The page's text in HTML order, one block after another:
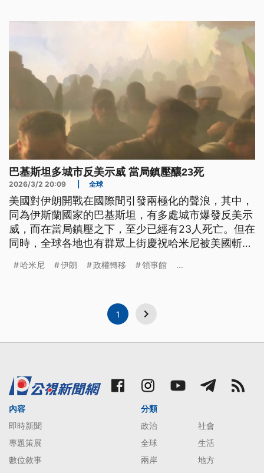
巴基斯坦多城市反美示威 當局鎮壓釀23死
2026/3/2 20:09 全球
美國對伊朗開戰在國際間引發兩極化的聲浪，其中，
同為伊斯蘭國家的巴基斯坦，有多處城市爆發反美示
威，而在當局鎮壓之下，至少已經有23人死亡。但在
同時，全球各地也有群眾上街慶祝哈米尼被美國斬
哈米尼 伊朗 政權轉移 領事館 ...
1
內容
即時新聞
專題策展
數位敘事
分類
政治
社會
全球
生活
兩岸
地方